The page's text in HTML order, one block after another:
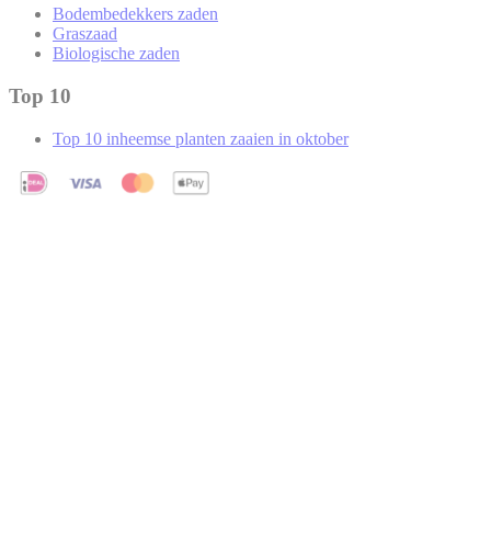
Bodembedekkers zaden
Graszaad
Biologische zaden
Top 10
Top 10 inheemse planten zaaien in oktober